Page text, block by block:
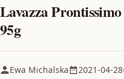
Lavazza
95g
Ewa Michalska 2021-04-28